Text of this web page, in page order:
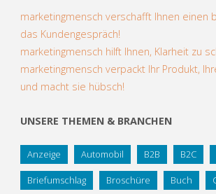
marketingmensch verschafft Ihnen einen
das Kundengespräch!
marketingmensch hilft Ihnen, Klarheit zu
marketingmensch verpackt Ihr Produkt,
und macht sie hübsch!
UNSERE THEMEN & BRANCHEN
Anzeige Automobil B2B B2C
Briefumschlag Broschüre Buch